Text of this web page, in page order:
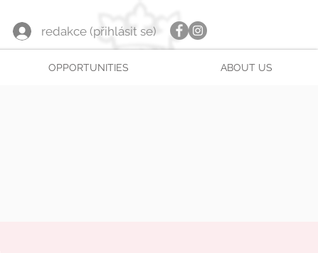
redakce (přihlásit se)
OPPORTUNITIES ABOUT US